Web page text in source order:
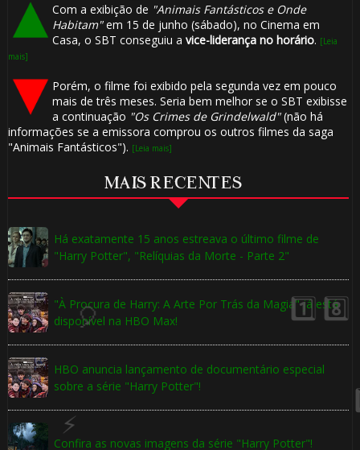
Com a exibição de "Animais Fantásticos e Onde
Habitam"em 15 de junho (sábado), no Cinema em
Casa, o SBT conseguiu a vice-liderança no horário. [Leia
mais]
Porém, o filme foi exibido pela segunda vez em pouco
mais de três meses. Seria bem melhor se o SBT exibisse
a continuação "Os Crimes de Grindelwald"(não há
informações se a emissora comprou os outros filmes da saga
"Animais Fantásticos"). [Leia mais]
MAIS RECENTES
Há exatamente 15 anos estreava o último filme de
"Harry Potter", "Relíquias da Morte - Parte 2"
"À Procura de Harry: A Arte Por Trás da Magia" já está
disponível na HBO Max!
HBO anuncia lançamento de documentário especial
sobre a série "Harry Potter"!
Confira as novas imagens da série "Harry Potter"!
🎂
🎂
1️⃣ 8️⃣
🎈